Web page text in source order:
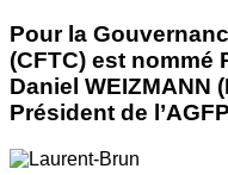
Pour la
(CFTC) est nommé
Daniel WEIZMANN
Président de